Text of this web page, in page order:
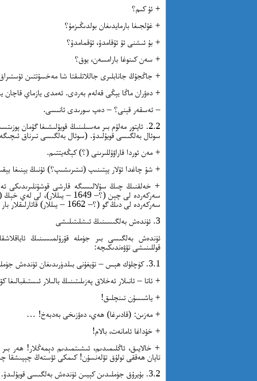
+ ئۇ كىم؟
+ غۇلجىغا بارمايدىغان بولدىڭىزمۇ؟
+ بۇ ئىشنى ئۇ ئۇقامدۇ، ئۇقمامدۇ؟
+ سەن كىنوغا بارامسەن، يوق؟
+ جاڭجۇڭ جانابلىرى جاللاتلىقتا شا مەخسۇتتىن
+ دەۋران ماڭا يېڭى قەلەم بەردى. ئەمدى يازماي قاچان
– ئەسقەر قېنى؟ – دەپ سورىدى ئانىسى.
2.2. ئاپتور مەلۇم بىر مەسىلىنىڭ قويۇلىشىغا گۇمان
سوئال بەلگىسى قويۇلىدۇ. (سوئال بەلگىسى تىرناق
+ مەن ئوردا قاراۋۇللىرىنى (؟) كېڭەيتتىم.
+ شۇ چاغدا ئۇلار پېتىنىپ (تىتىرىشىپ؟) ئۇنىڭ يېنىغا
+ خەلقنىڭ چىڭ سۇلالىسىگە قارشى قوشۇنلىرىدىكى
سەركەردە لى دىڭ گو (؟– 1662 – يىللار) قاتارلىقلار بار ئىدى.
3. ئۈندەش بەلگىسىنىڭ ئىشلىتىلىشى
ئۈندەش بەلگىسى بىر جۈملە قۇرۇلمىسىنىڭ
قوللىنىشى تۆۋەندىكىچە:
3.1. كۈچلۈك ھېس – تۇيغۇنى بىلدۈرىدىغان ئۈندەش جۈملىدىن كېيىن ئۈندەش بەلگىسى قويۇلىدۇ. مەسىلەن:
+ ئاتا – ئانىلار ئەخلاق پەزىلىتىنىڭ بالىلار
+ ياشىسۇن تىنچلىق!
+ مەزىن: (قادىرغا) ھەي، دەۋزىخى بەدبەخ! …
+ خۇداغا ئامانەت، بالام!
+ خالايىق، ئاڭلىمىدىم، ئىشىتمىدىم دېمەڭلار! ھەر
تاپان ھەققى تولۇق تۆلەنسۇن! كىمكى ئۆستەڭ چېپىشقا
3.2. بۇيرۇق جۈملىدىن كېيىن ئۈندەش بەلگىسى قويۇلىدۇ. مەسىلەن: